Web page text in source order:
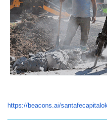
https://beacons.ai/